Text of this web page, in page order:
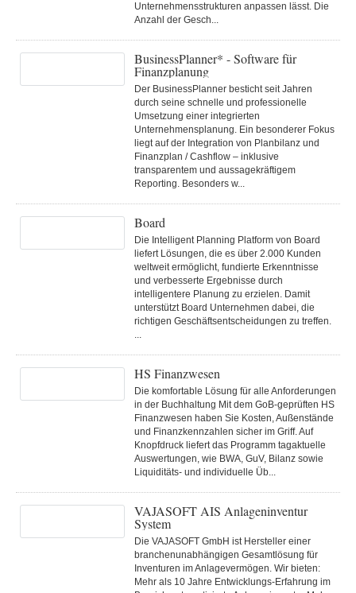
Unternehmensstrukturen anpassen lässt. Die
Anzahl der Gesch...
BusinessPlanner* - Software für
Finanzplanung
Der BusinessPlanner besticht seit Jahren
durch seine schnelle und professionelle
Umsetzung einer integrierten
Unternehmensplanung. Ein besonderer Fokus
liegt auf der Integration von Planbilanz und
Finanzplan / Cashflow – inklusive
transparentem und aussagekräftigem
Reporting. Besonders w...
Board
Die Intelligent Planning Platform von Board
liefert Lösungen, die es über 2.000 Kunden
weltweit ermöglicht, fundierte Erkenntnisse
und verbesserte Ergebnisse durch
intelligentere Planung zu erzielen. Damit
unterstützt Board Unternehmen dabei, die
richtigen Geschäftsentscheidungen zu treffen.
...
HS Finanzwesen
Die komfortable Lösung für alle Anforderungen
in der Buchhaltung Mit dem GoB-geprüften HS
Finanzwesen haben Sie Kosten, Außenstände
und Finanzkennzahlen sicher im Griff. Auf
Knopfdruck liefert das Programm tagaktuelle
Auswertungen, wie BWA, GuV, Bilanz sowie
Liquiditäts- und individuelle Üb...
VAJASOFT AIS Anlageninventur
System
Die VAJASOFT GmbH ist Hersteller einer
branchenunabhängigen Gesamtlösung für
Inventuren im Anlagevermögen. Wir bieten:
Mehr als 10 Jahre Entwicklungs-Erfahrung im